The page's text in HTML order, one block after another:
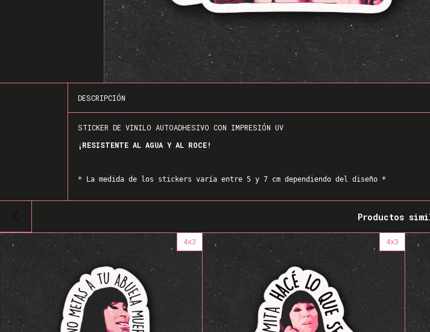
DESCRIPCIÓN
STICKER DE VINILO AUTOADHESIVO CON IMPRESIÓN UV
¡RESISTENTE AL AGUA Y AL ROCE!
* La medida de los stickers varía entre 5 y 7 cm dependiendo del diseño *
Productos
4x3 4x3